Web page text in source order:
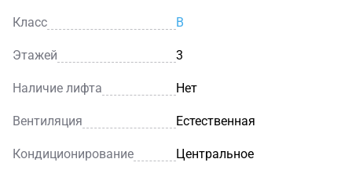
Класс B
Этажей 3
Наличие лифта Нет
Вентиляция Естественная
Кондиционирование Центральное